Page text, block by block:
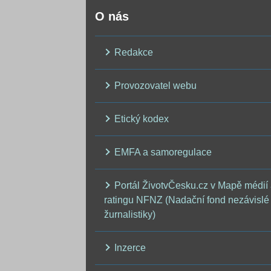
O nás
Redakce
Provozovatel webu
Etický kodex
EMFA a samoregulace
Portál ŽivotvČesku.cz v Mapě médií
ratingu NFNZ (Nadační fond nezávislé
žurnalistiky)
Inzerce